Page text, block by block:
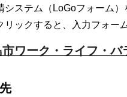
システム（LoGoフォーム
リックすると、入力フォー
ワーク・ライフ・バ